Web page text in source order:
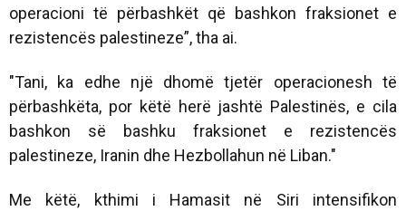
operacioni të përbashkët që bashkon fraksionet e
rezistencës palestineze”, tha ai.
"Tani, ka edhe një dhomë tjetër operacionesh të
përbashkëta, por këtë herë jashtë Palestinës, e cila
bashkon së bashku fraksionet e rezistencës
palestineze, Iranin dhe Hezbollahun në Liban."
Me këtë, kthimi i Hamasit në Siri intensifikon